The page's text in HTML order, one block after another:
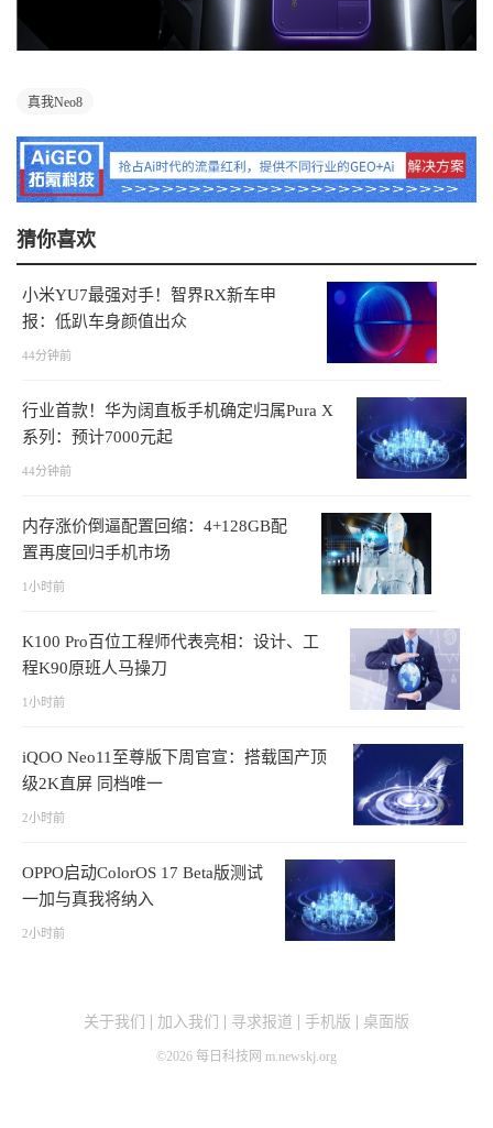
真我Neo8
猜你喜欢
小米YU7最强对手！智界RX新车申
报：低趴车身颜值出众
44分钟前
行业首款！华为阔直板手机确定归属Pura X
系列：预计7000元起
44分钟前
内存涨价倒逼配置回缩：4+128GB配
置再度回归手机市场
1小时前
K100 Pro百位工程师代表亮相：设计、工
程K90原班人马操刀
1小时前
iQOO Neo11至尊版下周官宣：搭载国产顶
级2K直屏 同档唯一
2小时前
OPPO启动ColorOS 17 Beta版测试
一加与真我将纳入
2小时前
关于我们 加入我们 寻求报道 手机版 桌面版
©2026 每日科技网 m.newskj.org